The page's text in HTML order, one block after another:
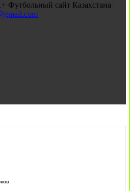
Футбольный сайт Казахстана |